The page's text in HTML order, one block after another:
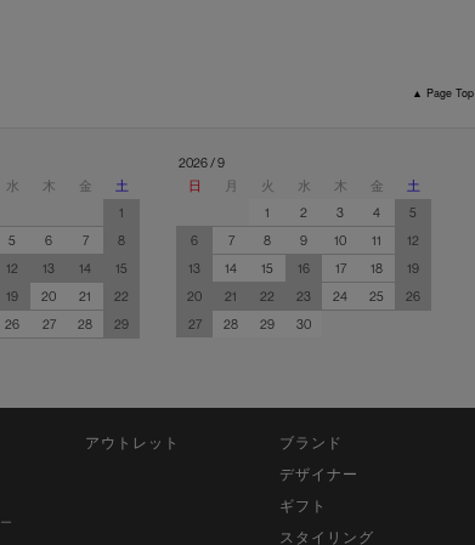
▲ Page Top
水 木 金
土
1
5 6 7
8
12 13 14
15
19 20 21
22
26 27 28
29
2026 / 9
日
月 火 水 木 金
土
1
2 3 4
5
6
7 8 9 10 11
12
13
14 15 16 17 18
19
20
21 22 23 24 25
26
27
28 29 30
アウトレット
ブランド
デザイナー
ギフト
スタイリング